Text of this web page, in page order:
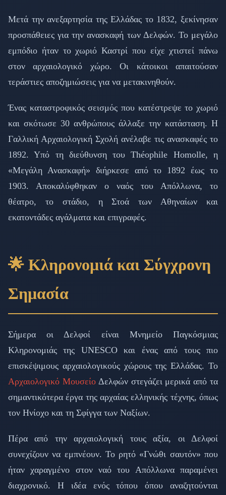
Μετά την ανεξαρτησία της Ελλάδας το 1832, ξεκίνησαν
προσπάθειες για την ανασκαφή των Δελφών. Το μεγάλο
εμπόδιο ήταν το χωριό Καστρί που είχε χτιστεί πάνω
στον αρχαιολογικό χώρο. Οι κάτοικοι απαιτούσαν
τεράστιες αποζημιώσεις για να μετακινηθούν.
Ένας καταστροφικός σεισμός που κατέστρεψε το χωριό
και σκότωσε 30 ανθρώπους άλλαξε την κατάσταση. Η
Γαλλική Αρχαιολογική Σχολή ανέλαβε τις ανασκαφές το
1892. Υπό τη διεύθυνση του Théophile Homolle, η
«Μεγάλη Ανασκαφή» διήρκεσε από το 1892 έως το
1903. Αποκαλύφθηκαν ο ναός του Απόλλωνα, το
θέατρο, το στάδιο, η Στοά των Αθηναίων και
εκατοντάδες αγάλματα και επιγραφές.
🌟 Κληρονομιά και Σύγχρονη
Σημασία
Σήμερα οι Δελφοί είναι Μνημείο Παγκόσμιας
Κληρονομιάς της UNESCO και ένας από τους πιο
επισκέψιμους αρχαιολογικούς χώρους της Ελλάδας. Το
Αρχαιολογικό ΜουσείοΔελφών στεγάζει μερικά από τα
σημαντικότερα έργα της αρχαίας ελληνικής τέχνης, όπως
τον Ηνίοχο και τη Σφίγγα των Ναξίων.
Πέρα από την αρχαιολογική τους αξία, οι Δελφοί
συνεχίζουν να εμπνέουν. Το ρητό «Γνώθι σαυτόν» που
ήταν χαραγμένο στον ναό του Απόλλωνα παραμένει
διαχρονικό. Η ιδέα ενός τόπου όπου αναζητούνται